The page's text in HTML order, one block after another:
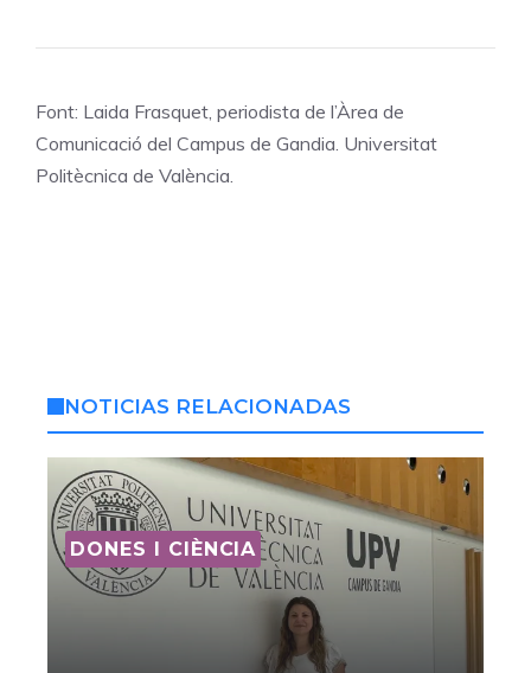
Font: Laida Frasquet, periodista de l’Àrea de
Comunicació del Campus de Gandia. Universitat
Politècnica de València.
NOTICIAS RELACIONADAS
DONES I CIÈNCIA